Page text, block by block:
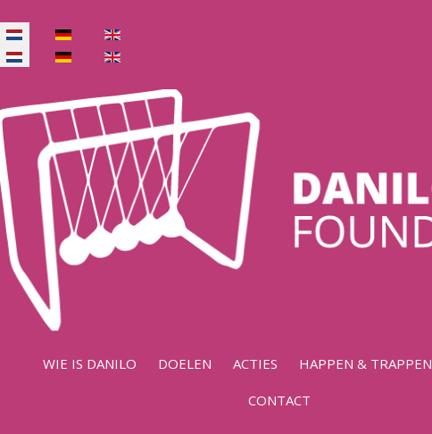
Selecteer de taal
Selecteer de taal
WIE IS DANILO DOELEN ACTIES HAPPEN & TRAPPEN
CONTACT